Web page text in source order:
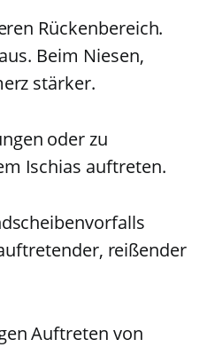
Rückenbereich.
Beim Niesen,
stärker.
oder zu
Ischias auftreten.
reißender
Auftreten von